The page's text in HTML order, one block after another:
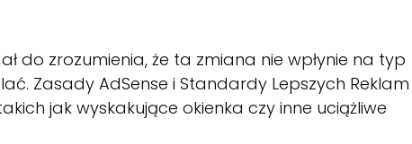
do zrozumienia, że ta zmiana nie wpłynie na typ
Zasady AdSense i Standardy Lepszych Reklam
jak wyskakujące okienka czy inne uciążliwe